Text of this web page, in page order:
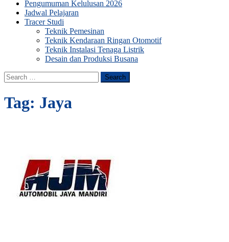
Pengumuman Kelulusan 2026
Jadwal Pelajaran
Tracer Studi
Teknik Pemesinan
Teknik Kendaraan Ringan Otomotif
Teknik Instalasi Tenaga Listrik
Desain dan Produksi Busana
Search
for:
Tag: Jaya